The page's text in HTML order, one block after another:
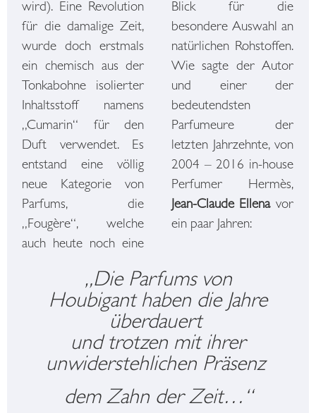
wird). Eine Revolution
für die damalige Zeit,
wurde doch erstmals
ein chemisch aus der
Tonkabohne isolierter
Inhaltsstoff namens
„Cumarin“ für den
Duft verwendet. Es
entstand eine völlig
neue Kategorie von
Parfums, die
„Fougère“, welche
auch heute noch eine
Blick für die
besondere Auswahl an
natürlichen Rohstoffen.
Wie sagte der Autor
und einer der
bedeutendsten
Parfumeure der
letzten Jahrzehnte, von
2004 – 2016 in-house
Perfumer Hermès,
Jean-Claude Ellenavor
ein paar Jahren:
„Die Parfums von
Houbigant haben die Jahre
überdauert
und trotzen mit ihrer
unwiderstehlichen Präsenz
dem Zahn der Zeit…“